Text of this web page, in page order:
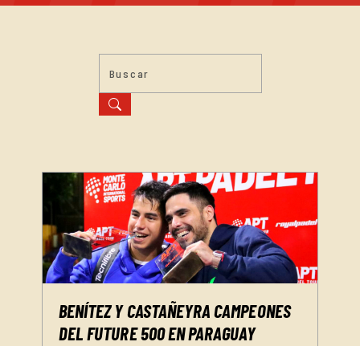
BENÍTEZ Y CASTAÑEYRA CAMPEONES
DEL FUTURE 500 EN PARAGUAY